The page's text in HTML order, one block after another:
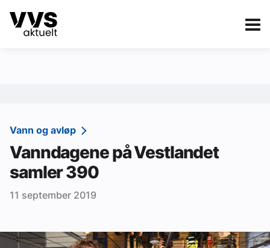
Kategorier
Sanitær
Ventilasjon
Varme og energi
Byggautomasjon
Vann og avløp
Vanndagene på Vestlandet
samler 390
11 september 2019